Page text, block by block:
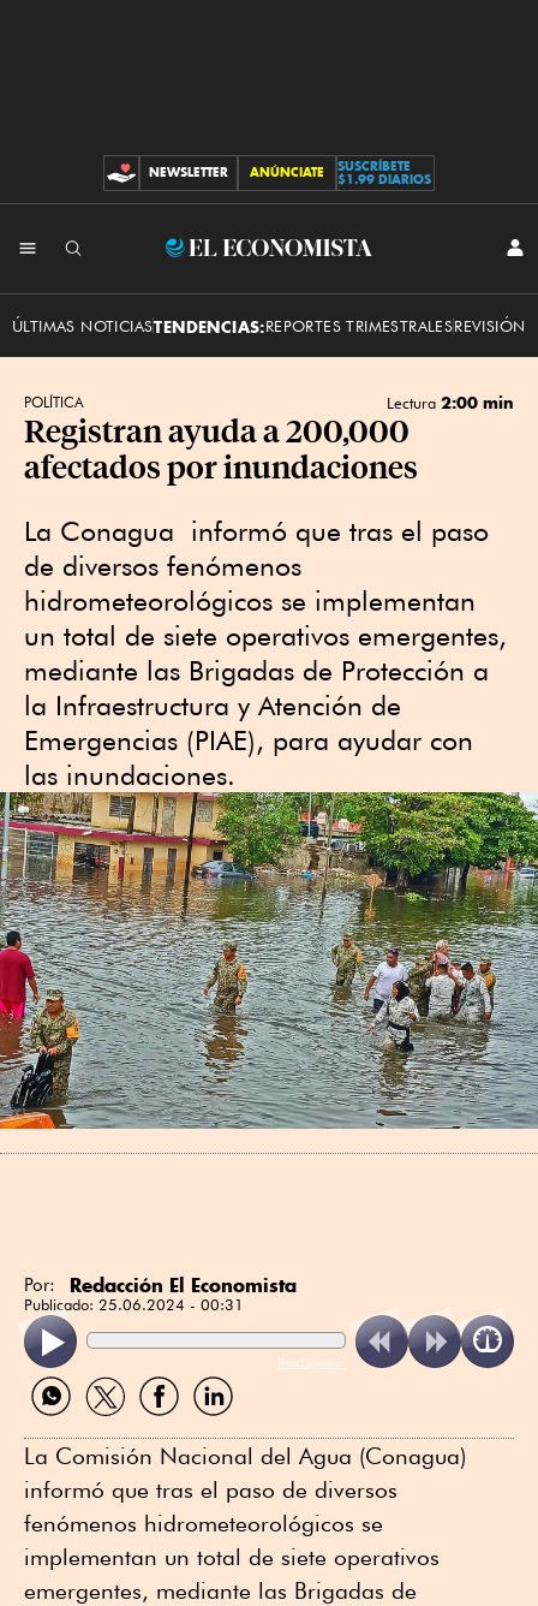
CONTRIBUCIONES
NEWSLETTER ANÚNCIATE
SUSCRÍBETE
$1.99 DIARIOS
El
ÚLTIMAS NOTICIASTENDENCIAS:REPORTES TRIMESTRALESREVISIÓN
POLÍTICA Lectura 2:00 min
Registran ayuda a 200,000
afectados por inundaciones
La Conagua informó que tras el paso
de diversos fenómenos
hidrometeorológicos se implementan
un total de siete operativos emergentes,
mediante las Brigadas de Protección a
la Infraestructura y Atención de
Emergencias (PIAE), para ayudar con
las inundaciones.
Por: Redacción El Economista
Publicado: 25.06.2024 - 00:31
ReadSpeaker
Compartir
por
Compartir
por
Compartir
por
Compartir
por
La Comisión Nacional del Agua (Conagua)
informó que tras el paso de diversos
fenómenos hidrometeorológicos se
implementan un total de siete operativos
emergentes, mediante las Brigadas de